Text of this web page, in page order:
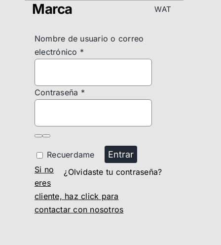
Marca WAT
Nombre de usuario o correo
electrónico *
Contraseña *
Recuerdame Entrar
¿Olvidaste tu contraseña?
Si no
eres
cliente, haz click para
contactar con nosotros